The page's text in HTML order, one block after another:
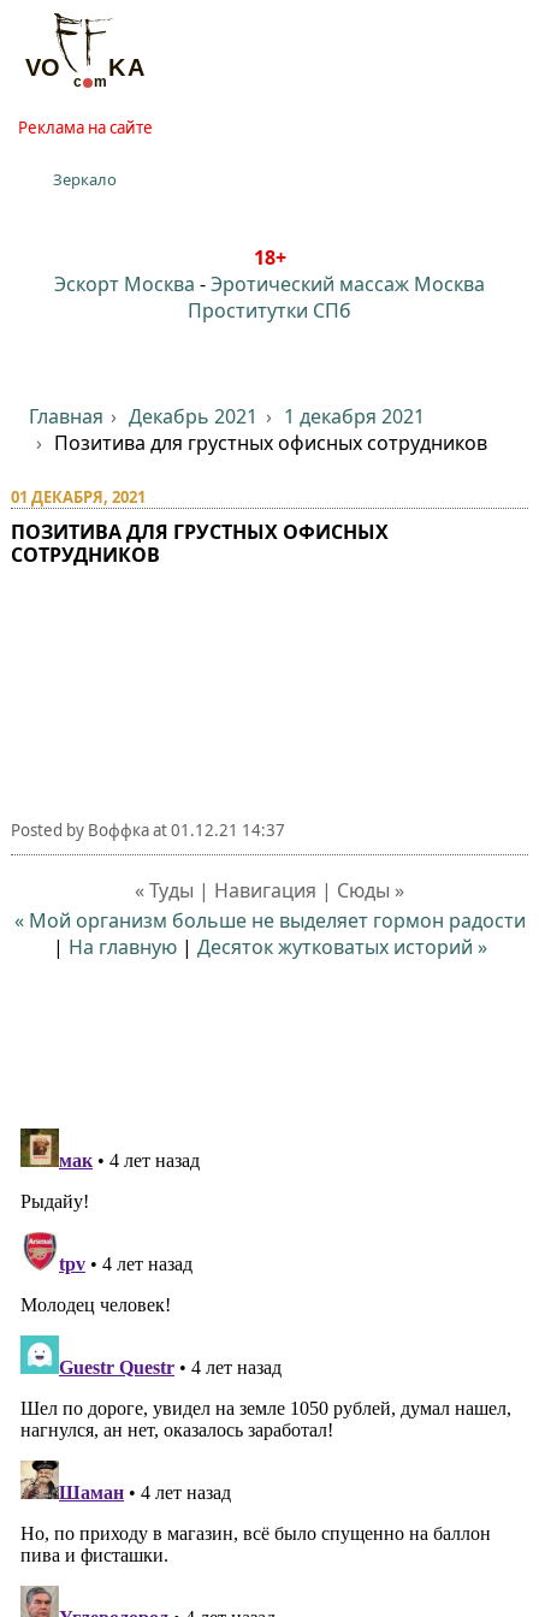
Реклама на сайте
Зеркало
18+
Эскорт Москва -Эротический массаж Москва
Проститутки СПб
Главная Декабрь 2021
1 декабря 2021
Позитива для грустных офисных сотрудников
01 ДЕКАБРЯ, 2021
ПОЗИТИВА ДЛЯ ГРУСТНЫХ ОФИСНЫХ
СОТРУДНИКОВ
Posted by Воффкаat01.12.21 14:37
« Туды | Навигация | Сюды »
« Мой организм больше не выделяет гормон радости
| На главную| Десяток жутковатых историй »